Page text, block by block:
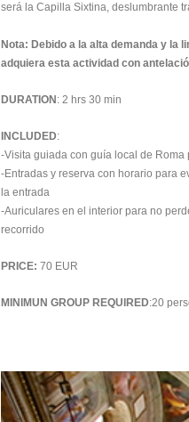
será la Capilla Sixtina, deslumbrante
Nota: Debido a la alta demanda y la
adquiera esta actividad con
DURATION : 2 hrs 30 min
INCLUDED:
-Visita guiada con guía local de Roma
-Entradas y reserva con horario para
la entrada
-Auriculares en el interior para no
recorrido
PRICE: 70 EUR
MINIMUN GROUP REQUIRED:20